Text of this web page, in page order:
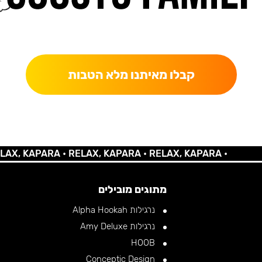
קבלו מאיתנו מלא הטבות
•RELAX, KAPARA •RELAX, KAPARA •
מתוגים מובילים
נרגילות Alpha Hookah
נרגילות Amy Deluxe